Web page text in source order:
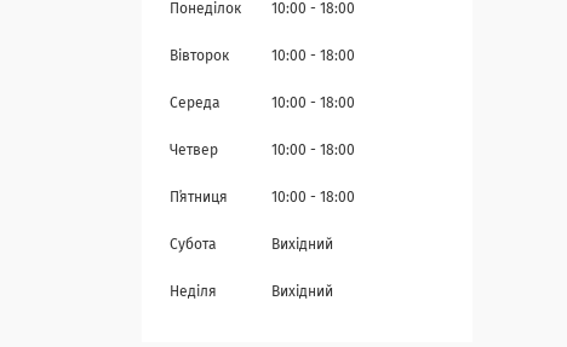
Понеділок 10:00 18:00
Вівторок 10:00 18:00
Середа 10:00 18:00
Четвер 10:00 18:00
Пʼятниця 10:00 18:00
Субота Вихідний
Неділя Вихідний